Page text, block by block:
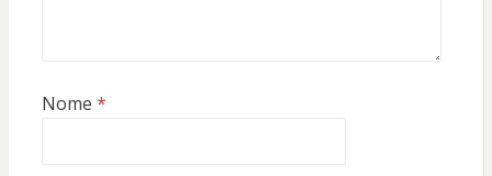
Nome *